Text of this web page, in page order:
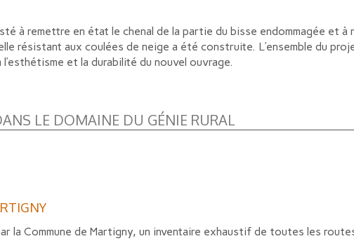
à remettre en état le chenal de la partie du bisse endommagée et à
résistant aux coulées de neige a été construite. L’ensemble du
et la durabilité du nouvel ouvrage.
LE DOMAINE DU GÉNIE RURAL
la Commune de Martigny, un inventaire exhaustif de toutes les